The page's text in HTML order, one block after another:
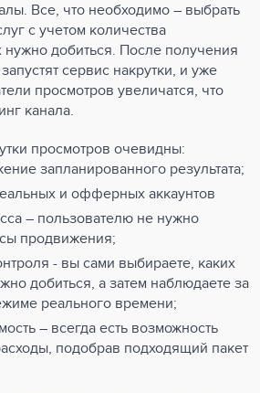
Все, что необходимо – выбрать
с учетом количества
нужно добиться. После получения
сервис накрутки, и уже
просмотров увеличатся, что
канала.
просмотров очевидны:
запланированного результата;
и офферных аккаунтов
– пользователю не нужно
продвижения;
- вы сами выбираете, каких
добиться, а затем наблюдаете за
реального времени;
– всегда есть возможность
подобрав подходящий пакет